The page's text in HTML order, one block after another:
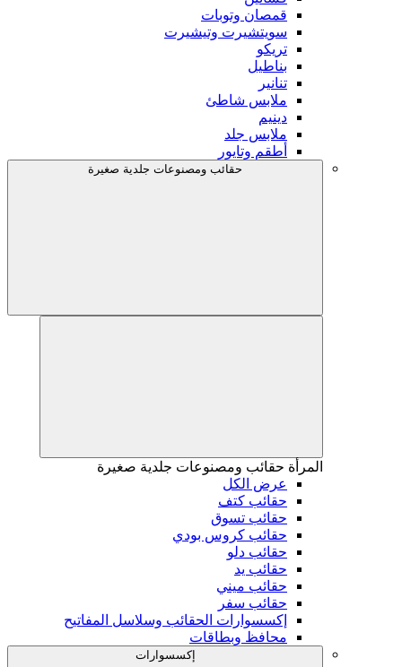
قمصان وتوبات
سويتشيرت وتيشيرت
تريكو
بناطيل
تنانير
ملابس شاطئ
دينيم
ملابس جلد
أطقم وتايور
حقائب ومصنوعات جلدية صغيرة
المرأة حقائب ومصنوعات جلدية صغيرة
عرض الكل
حقائب كتف
حقائب تسوق
حقائب كروس بودي
حقائب دلو
حقائب يد
حقائب ميني
حقائب سفر
إكسسوارات الحقائب وسلاسل المفاتيح
محافظ وبطاقات
إكسسوارات